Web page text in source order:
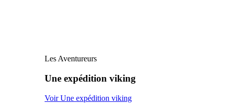
Les Aventureurs
Une expédition viking
Voir Une expédition viking